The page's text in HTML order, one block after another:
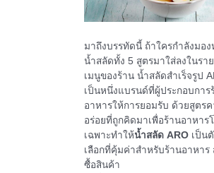
มาถึงบรรทัดนี้ ถ้าใครกำลังมอง
น้ำสลัดทั้ง 5 สูตรมาใส่ลงในรา
เมนูของร้าน น้ำสลัดสำเร็จรูป
เป็นหนึ่งแบรนด์ที่ผู้ประกอบการ
อาหารให้การยอมรับ ด้วยสูตร
อร่อยที่ถูกคิดมาเพื่อร้านอาหาร
เฉพาะทำให้น้ำสลัด ARO เป็น
เลือกที่คุ้มค่าสำหรับร้านอาหาร
ซื้อสินค้า